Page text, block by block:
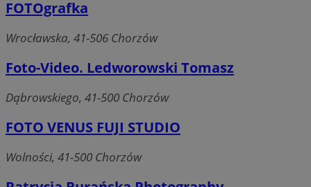
FOTOgrafka
Wrocławska, 41-506 Chorzów
Foto-Video. Ledworowski Tomasz
Dąbrowskiego, 41-500 Chorzów
FOTO VENUS FUJI STUDIO
Wolności, 41-500 Chorzów